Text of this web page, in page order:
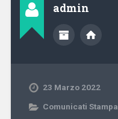
admin
23 Marzo 2022
Comunicati Stampa